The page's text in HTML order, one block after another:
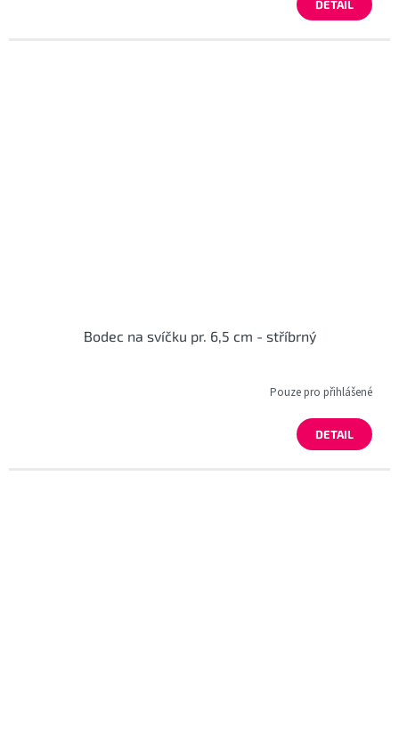
DETAIL
Bodec na svíčku pr. 6,5 cm - stříbrný
Pouze pro přihlášené
DETAIL